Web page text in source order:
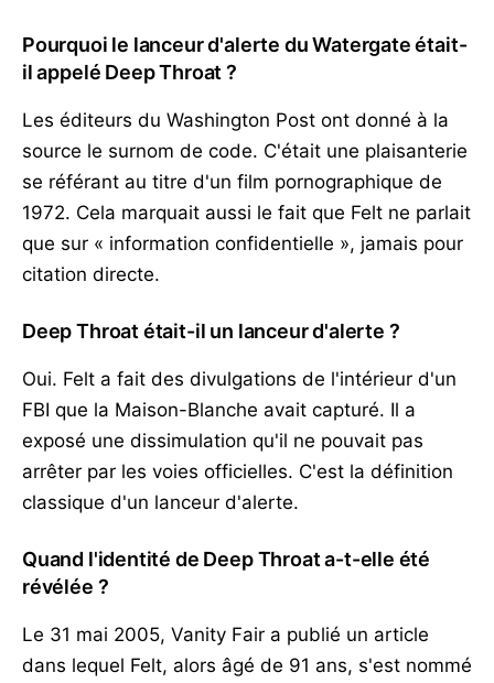
Pourquoi le lanceur d'alerte du Watergate était-
il appelé Deep Throat ?
Les éditeurs du Washington Post ont donné à la
source le surnom de code. C'était une plaisanterie
se référant au titre d'un film pornographique de
1972. Cela marquait aussi le fait que Felt ne parlait
que sur « information confidentielle », jamais pour
citation directe.
Deep Throat était-il un lanceur d'alerte ?
Oui. Felt a fait des divulgations de l'intérieur d'un
FBI que la Maison-Blanche avait capturé. Il a
exposé une dissimulation qu'il ne pouvait pas
arrêter par les voies officielles. C'est la définition
classique d'un lanceur d'alerte.
Quand l'identité de Deep Throat a-t-elle été
révélée ?
Le 31 mai 2005, Vanity Fair a publié un article
dans lequel Felt, alors âgé de 91 ans, s'est nommé